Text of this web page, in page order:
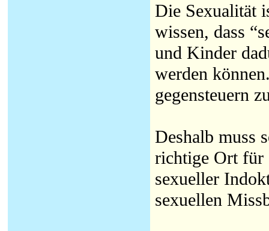
Die Sexualität
wissen, dass
und Kinder
werden
gegensteuern
Deshalb muss
richtige Ort für
sexueller
sexuellen